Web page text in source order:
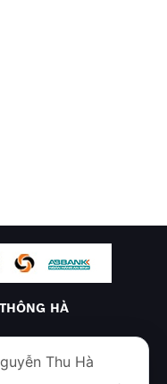
HÀ
Mai, Hà Nội
Thu Hà